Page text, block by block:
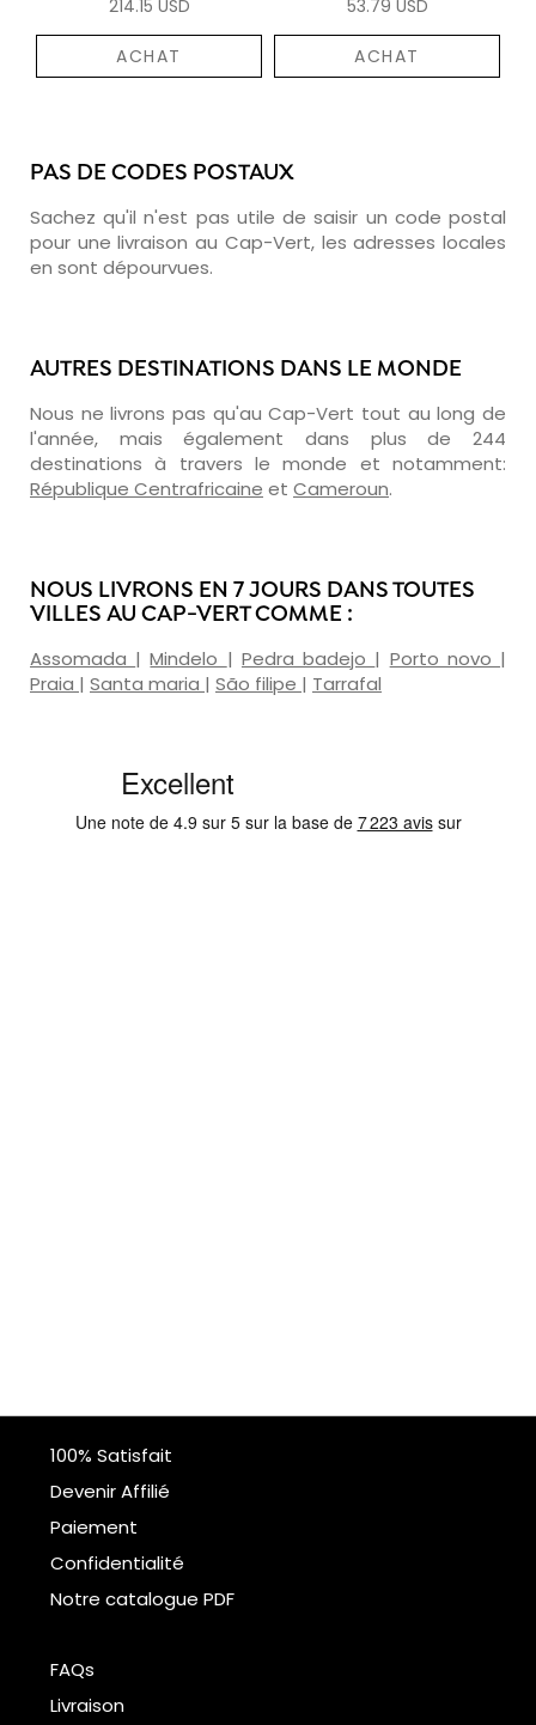
214.15 USD
ACHAT
53.79 USD
ACHAT
PAS DE CODES POSTAUX
Sachez qu'il n'est pas utile de saisir un code postal
pour une livraison au Cap-Vert, les adresses locales
en sont dépourvues.
AUTRES DESTINATIONS DANS LE MONDE
Nous ne livrons pas qu'au Cap-Vert tout au long de
l'année, mais également dans plus de 244
destinations à travers le monde et notamment:
République Centrafricaine et Cameroun.
NOUS LIVRONS EN 7 JOURS DANS TOUTES
VILLES AU CAP-VERT COMME :
Assomada |Mindelo | Pedra badejo | Porto novo |
Praia | Santa maria | São filipe | Tarrafal
100% Satisfait
Devenir Affilié
Paiement
Confidentialité
Notre catalogue PDF
FAQs
Livraison